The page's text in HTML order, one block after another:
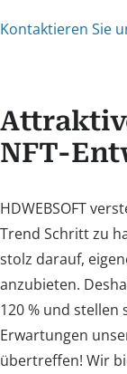
Kontaktieren Sie
NFT-
HDWEBSOFT
Trend Schritt zu
stolz darauf,
anzubieten.
120 % und stellen
Erwartungen
übertreffen! Wir